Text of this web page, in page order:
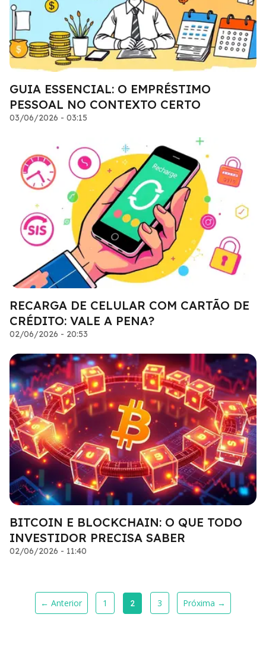
GUIA ESSENCIAL: O EMPRÉSTIMO
PESSOAL NO CONTEXTO CERTO
03/06/2026 - 03:15
RECARGA DE CELULAR COM CARTÃO DE
CRÉDITO: VALE A PENA?
02/06/2026 - 20:53
BITCOIN E BLOCKCHAIN: O QUE TODO
INVESTIDOR PRECISA SABER
02/06/2026 - 11:40
← Anterior 1 2 3 Próxima →